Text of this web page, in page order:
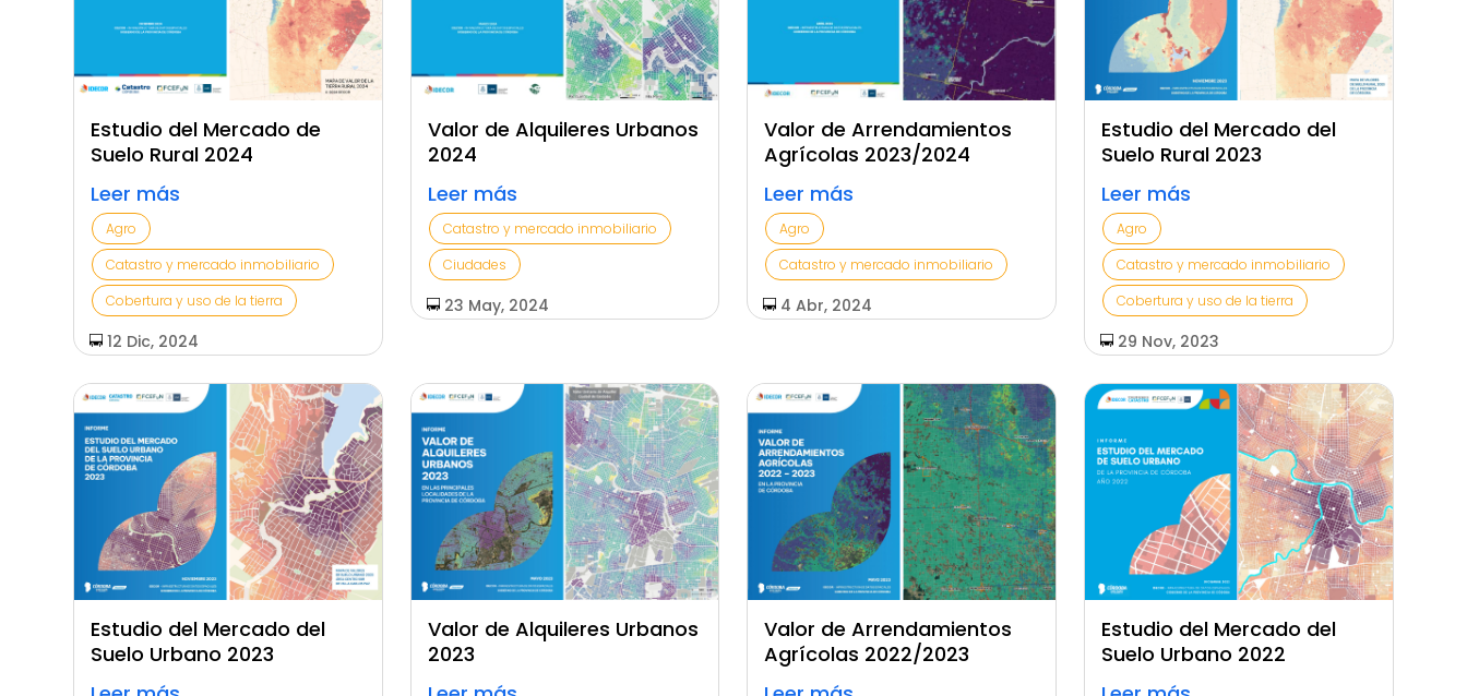
Estudio del Mercado de
Suelo Rural 2024
Leer más
Agro
Catastro y mercado inmobiliario
Cobertura y uso de la tierra
12 Dic, 2024
Valor de Alquileres Urbanos
2024
Leer más
Catastro y mercado inmobiliario
Ciudades
23 May, 2024
Valor de Arrendamientos
Agrícolas 2023/2024
Leer más
Agro
Catastro y mercado inmobiliario
4 Abr, 2024
Estudio del Mercado del
Suelo Rural 2023
Leer más
Agro
Catastro y mercado inmobiliario
Cobertura y uso de la tierra
29 Nov, 2023
Estudio del Mercado del
Suelo Urbano 2023
Valor de Alquileres Urbanos
2023
Valor de Arrendamientos
Agrícolas 2022/2023
Estudio del Mercado del
Suelo Urbano 2022